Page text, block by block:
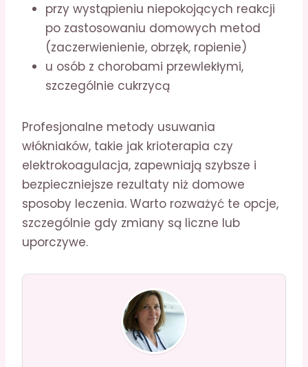
przy wystąpieniu niepokojących reakcji
po zastosowaniu domowych metod
(zaczerwienienie, obrzęk, ropienie)
u osób z chorobami przewlekłymi,
szczególnie cukrzycą
Profesjonalne metody usuwania
włókniaków, takie jak krioterapia czy
elektrokoagulacja, zapewniają szybsze i
bezpieczniejsze rezultaty niż domowe
sposoby leczenia. Warto rozważyć te opcje,
szczególnie gdy zmiany są liczne lub
uporczywe.